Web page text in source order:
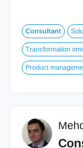
Consultant
Transformation
Product